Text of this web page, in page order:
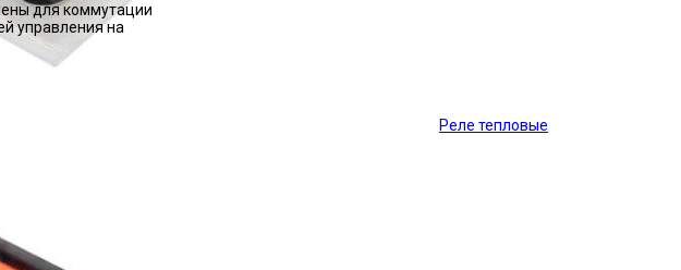
Реле тепловые
для коммутации
управления на